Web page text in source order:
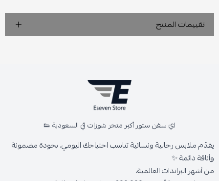
تقييمات المنتج
اي سفن ستور أكبر متجر شوزات في السعودية 👟
يقدّم ملابس رجالية ونسائية تناسب احتياجك اليومي، بجودة مضمونة
وأناقة دائمة ✨
من أشهر البراندات العالمية،